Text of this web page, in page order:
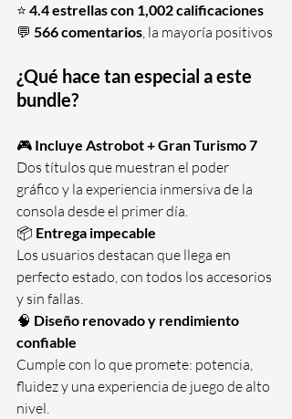
⭐ 4.4 estrellas con 1,002 calificaciones
💬 566 comentarios, la mayoría positivos
¿Qué hace tan especial a este
bundle?
🎮 Incluye Astrobot + Gran Turismo 7
Dos títulos que muestran el poder
gráfico y la experiencia inmersiva de la
consola desde el primer día.
📦 Entrega impecable
Los usuarios destacan que llega en
perfecto estado, con todos los accesorios
y sin fallas.
🧠 Diseño renovado y rendimiento
confiable
Cumple con lo que promete: potencia,
fluidez y una experiencia de juego de alto
nivel.